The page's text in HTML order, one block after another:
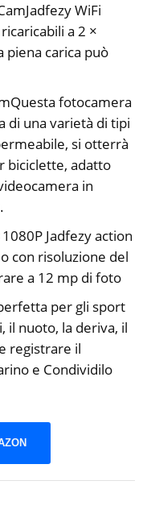
WiFi
a 2 ×
piena carica può
fotocamera
di una varietà di tipi
si otterrà
biciclette, adatto
in
Jadfezy action
con risoluzione del
a 12 mp di foto
per gli sport
il nuoto, la deriva, il
registrare il
e Condividilo